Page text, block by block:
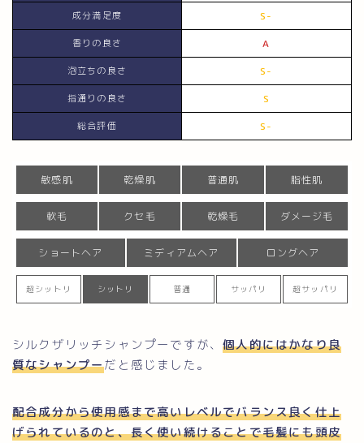
成分満足度 S-
香りの良さ A
泡立ちの良さ S-
指通りの良さ S
総合評価 S-
敏感肌 乾燥肌 普通肌 脂性肌
軟毛 クセ毛 乾燥毛 ダメージ毛
ショートヘア ミディアムヘア ロングヘア
超シットリ シットリ 普通 サッパリ 超サッパリ
シルクザリッチシャンプーですが、個人的にはかなり良
質なシャンプーだと感じました。
配合成分から使用感まで高いレベルでバランス良く仕上
げられているのと、長く使い続けることで毛髪にも頭皮